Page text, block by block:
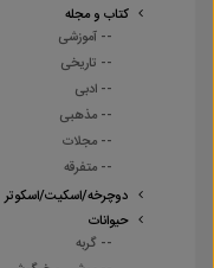
کتاب و مجله
-- آموزشی
-- تاریخی
-- ادبی
-- مذهبی
-- مجلات
-- متفرقه
دوچرخه/اسکیت/اسکوتر
حیوانات
-- گربه